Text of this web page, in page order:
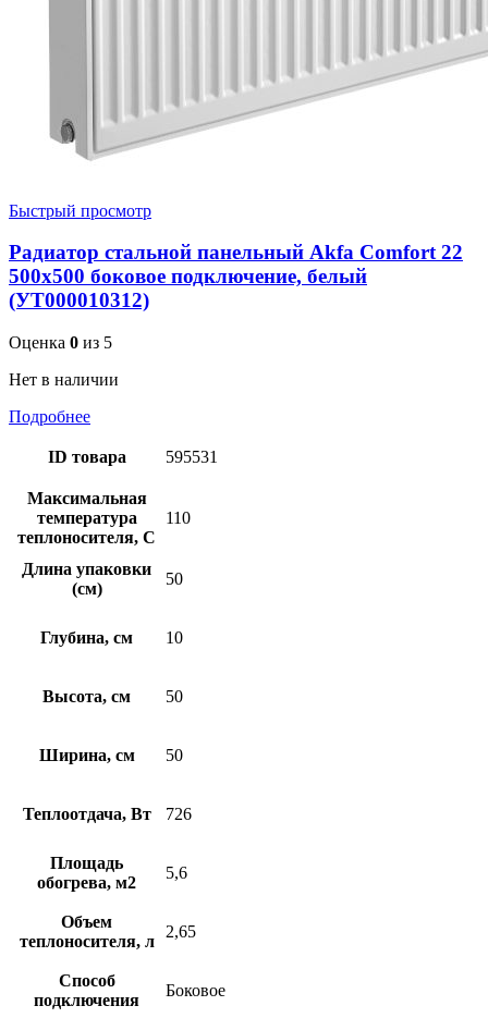
Быстрый просмотр
Радиатор стальной панельный Akfa Comfort 22
500х500 боковое подключение, белый
(УТ000010312)
Оценка 0 из 5
Нет в наличии
Подробнее
ID товара 595531
Максимальная
температура
теплоносителя, С
110
Длина упаковки
(см)
50
Глубина, см 10
Высота, см 50
Ширина, см 50
Теплоотдача, Вт 726
Площадь
обогрева, м2
5,6
Объем
теплоносителя, л
2,65
Способ
подключения
Боковое